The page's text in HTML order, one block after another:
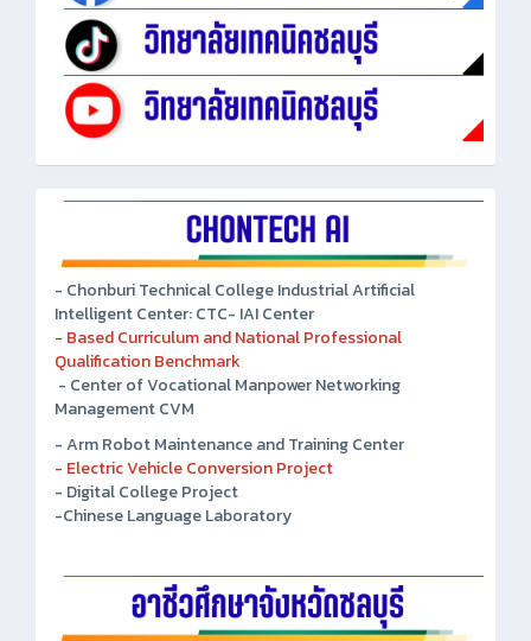
- Chonburi Technical College Industrial Artificial
Intelligent Center: CTC- IAI Center
- Based Curriculum and National Professional
Qualification Benchmark
- Center of Vocational Manpower Networking
Management CVM
- Arm Robot Maintenance and Training Center
- Electric Vehicle Conversion Project
- Digital College Project